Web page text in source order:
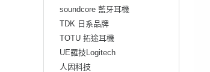
soundcore 藍牙耳機
TDK 日系品牌
TOTU 拓途耳機
UE羅技Logitech
人因科技